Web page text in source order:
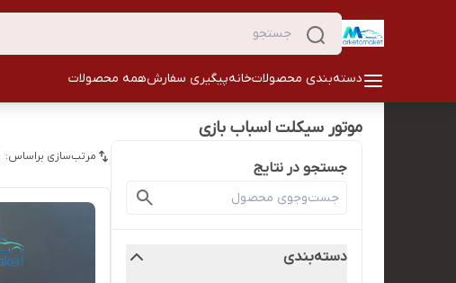
دسته‌بندی محصولاتخانهپیگیری سفارشهمه محصولات
موتور سیکلت اسباب بازی
جستجو در نتایج
دسته‌بندی
مرتب‌سازی براساس: